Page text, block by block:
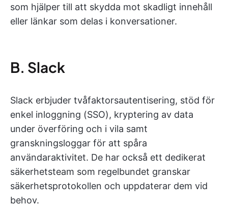
som hjälper till att skydda mot skadligt innehåll
eller länkar som delas i konversationer.
B. Slack
Slack erbjuder tvåfaktorsautentisering, stöd för
enkel inloggning (SSO), kryptering av data
under överföring och i vila samt
granskningsloggar för att spåra
användaraktivitet. De har också ett dedikerat
säkerhetsteam som regelbundet granskar
säkerhetsprotokollen och uppdaterar dem vid
behov.